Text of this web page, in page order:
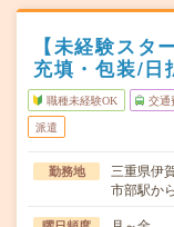
【未経験スタ
充填・包装/日
職種未経験OK 交通
派遣
勤務地
三重県伊
市部駅か